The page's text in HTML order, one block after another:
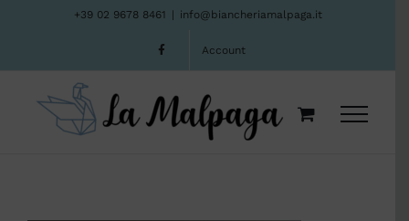
+39 02 9678 8461 info@biancheriamalpaga.it
Account